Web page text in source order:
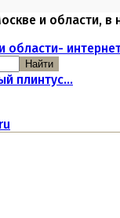
и области, в
Найти
плинтус...